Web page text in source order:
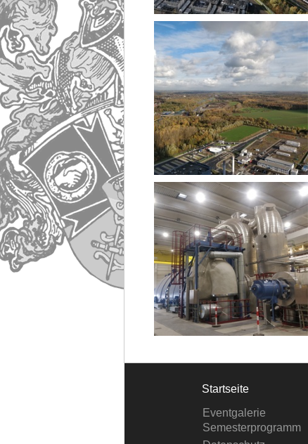
Startseite
Eventgalerie
Semesterprogramm